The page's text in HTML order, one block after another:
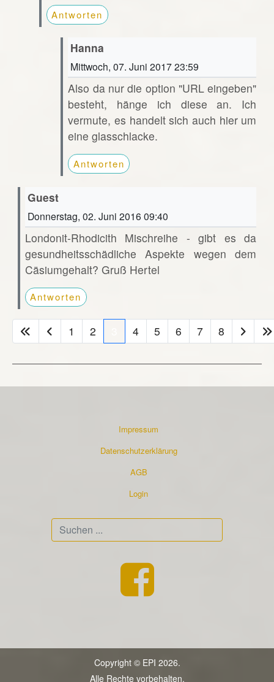
Antworten
Hanna
Mittwoch, 07. Juni 2017 23:59
Also da nur die option "URL eingeben"
besteht, hänge ich diese an. Ich
vermute, es handelt sich auch hier um
eine glasschlacke.
Antworten
Guest
Donnerstag, 02. Juni 2016 09:40
Londonit-Rhodicith Mischreihe - gibt es da
gesundheitsschädliche Aspekte wegen dem
Cäsiumgehalt? Gruß Hertel
Antworten
1 2 4 5 6 7 8
Impressum
Datenschutzerklärung
AGB
Login
Copyright © EPI 2026.
Alle Rechte vorbehalten.